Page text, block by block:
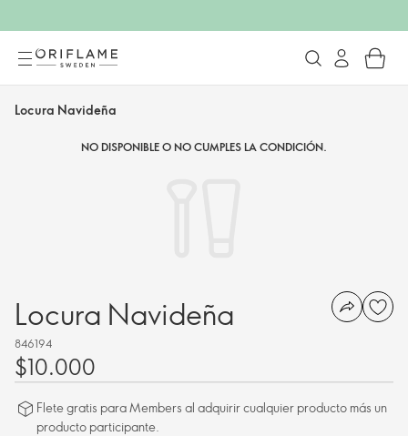
Locura Navideña
NO DISPONIBLE O NO CUMPLES LA CONDICIÓN.
Locura Navideña
846194
$10.000
Flete gratis para Members al adquirir cualquier producto más un
producto participante.